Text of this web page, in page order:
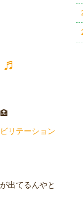
リテーション
出てるんやと